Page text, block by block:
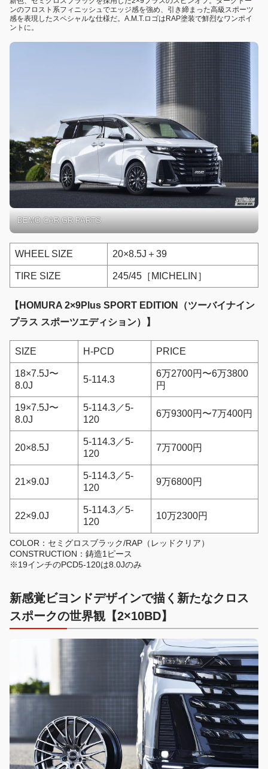
ンのフロスト系フィニッシュでエッジ感を強め、引き締まった高級スポーツ
感を表現したスペシャルな仕様だ。A.M.T.ロゴはRAP塗装で鮮烈なワンポイ
ントに。
DEMO CAR GR PARTS
WHEEL SIZE 20×8.5J＋39
TIRE SIZE 245/45［MICHELIN］
【HOMURA 2×9Plus SPORT EDITION（ツーバイナイン
プラス スポーツエディション）】
SIZE H-PCD PRICE
18×7.5J〜
8.0J
5-114.3
6万2700円〜6万3800
円
19×7.5J〜
8.0J
5-114.3／5-
120
6万9300円〜7万400円
20×8.5J
5-114.3／5-
120
7万7000円
21×9.0J
5-114.3／5-
120
9万6800円
22×9.0J
5-114.3／5-
120
10万2300円
COLOR：セミグロスブラック/RAP（レッドクリア）
CONSTRUCTION：鋳造1ピース
※19インチのPCD5-120は8.0Jのみ
新感覚ビヨンドデザインで描く新たなクロス
スポークの世界観【2×10BD】